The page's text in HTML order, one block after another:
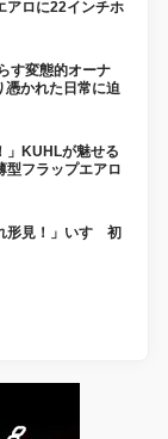
アロに22インチホ
す変態的オーナ
憑かれた日常に迫
」KUHLが魅せる
型フラップエアロ
形見！」いすゞ初